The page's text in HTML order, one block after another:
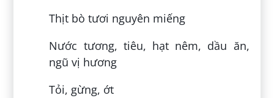
Thịt bò tươi nguyên miếng
Nước tương, tiêu, hạt nêm, dầu ăn,
ngũ vị hương
Tỏi, gừng, ớt